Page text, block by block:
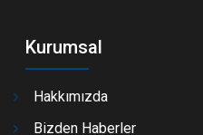
Kurumsal
Hakkımızda
Bizden Haberler